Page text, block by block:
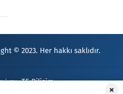
×
© 2023. Her hakkı saklıdır.
TE Bilişim